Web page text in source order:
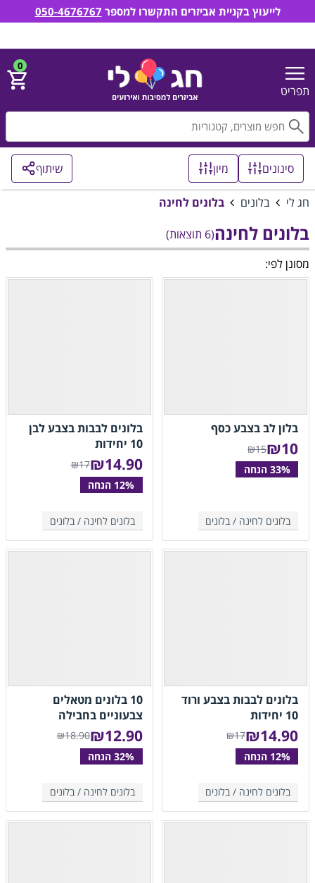
תפריט
0
סינונים מיון שיתוף
חג לי בלונים בלונים לחינה
מסונן לפי:
בלונים לחינה(6 תוצאות)
בלון לב בצבע כסף
בלונים לחינה / בלונים
₪15 10
₪
בלונים לבבות בצבע לבן
10 יחידות
בלונים לחינה /בלונים
₪17 14.90
₪
בלונים לבבות בצבע ורוד
10 יחידות
בלונים לחינה / בלונים
₪17 14.90
₪
10 בלונים מטאלים
צבעוניים בחבילה
בלונים לחינה /בלונים
₪18.90 12.90
₪
לייעוץ בקניית אביזרים התקשרו למספר 050-4676767